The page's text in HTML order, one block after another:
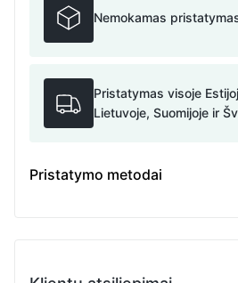
Nemokamas
Pristatymas visoje
Lietuvoje, Suomijoje ir
Pristatymo metodai